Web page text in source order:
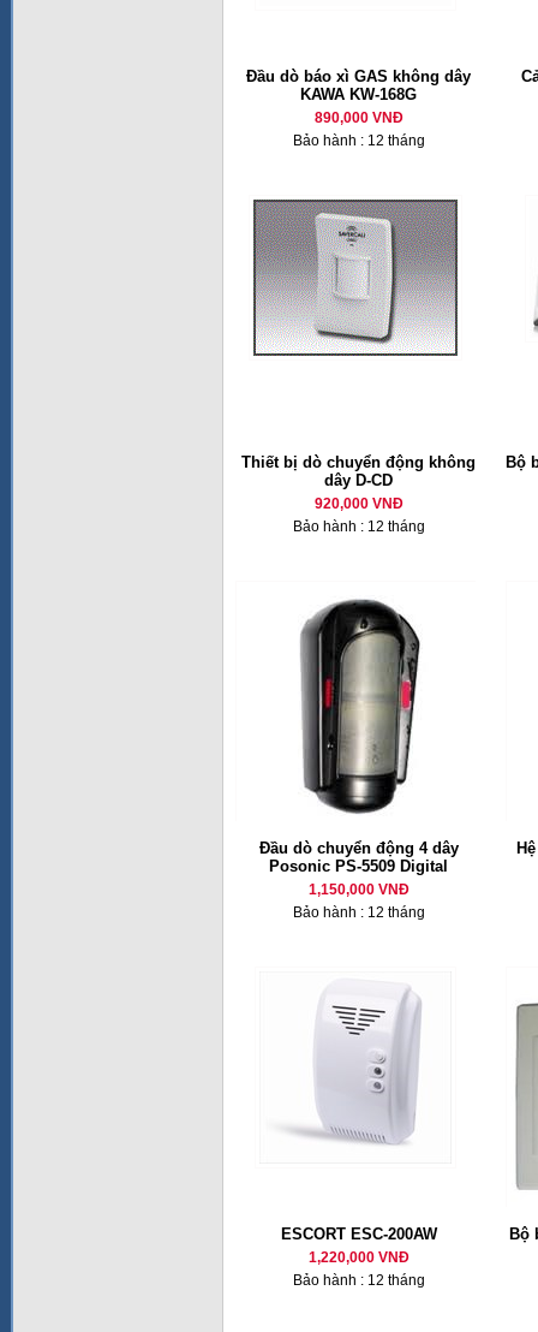
Đầu dò báo xì GAS không dây
KAWA KW-168G
890,000 VNĐ
Bảo hành : 12 tháng
Thiết bị dò chuyển động không
dây D-CD
920,000 VNĐ
Bảo hành : 12 tháng
Bộ
Đầu dò chuyển động 4 dây
Posonic PS-5509 Digital
1,150,000 VNĐ
Bảo hành : 12 tháng
ESCORT ESC-200AW
1,220,000 VNĐ
Bảo hành : 12 tháng
Bộ